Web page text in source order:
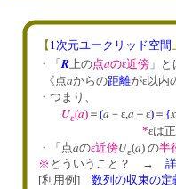
【 1次元ユークリッド空間
・「R上の点aのε近傍 」と
《点aからの距離がε以内
・つまり、
Uε(a) ＝ (a －ε,a ＋ε) ＝ {x
*εは
・「点aのε近傍Uε(a) の半
※ どういうこと？ →
[利用例] 数列の収束の定